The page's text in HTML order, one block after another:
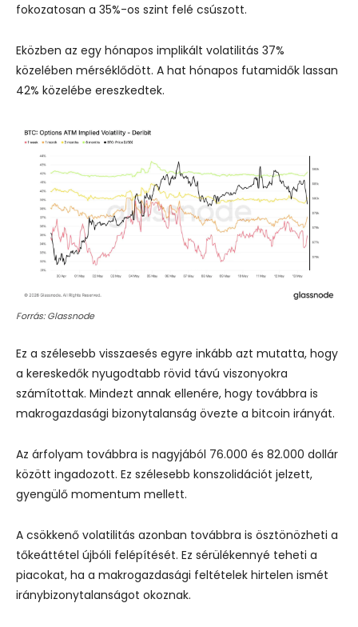
fokozatosan a 35%-os szint felé csúszott.
Eközben az egy hónapos implikált volatilitás 37%
közelében mérséklődött. A hat hónapos futamidők lassan
42% közelébe ereszkedtek.
Forrás: Glassnode
Ez a szélesebb visszaesés egyre inkább azt mutatta, hogy
a kereskedők nyugodtabb rövid távú viszonyokra
számítottak. Mindezt annak ellenére, hogy továbbra is
makrogazdasági bizonytalanság övezte a bitcoin irányát.
Az árfolyam továbbra is nagyjából 76.000 és 82.000 dollár
között ingadozott. Ez szélesebb konszolidációt jelzett,
gyengülő momentum mellett.
A csökkenő volatilitás azonban továbbra is ösztönözheti a
tőkeáttétel újbóli felépítését. Ez sérülékennyé teheti a
piacokat, ha a makrogazdasági feltételek hirtelen ismét
iránybizonytalanságot okoznak.